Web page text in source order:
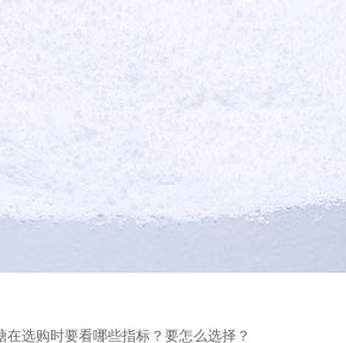
在选购时要看哪些指标？要怎么选择？